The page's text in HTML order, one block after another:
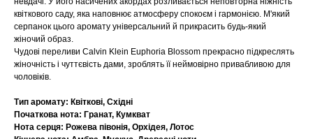
квіткового саду, яка наповнює атмосферу спокоєм і гармонією. М'який
серпанок цього аромату універсальний й прикрасить будь-який
жіночий образ.
Чудові переливи Calvin Klein Euphoria Blossom прекрасно підкреслять
жіночність і чуттєвість дами, зроблять її неймовірно привабливою для
чоловіків.
Тип аромату: Квіткові, Східні
Початкова нота: Гранат, Кумкват
Нота серця: Рожева півонія, Орхідея, Лотос